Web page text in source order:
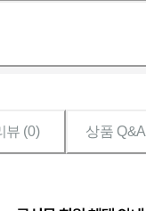
뷰 (0) 상품 Q&A